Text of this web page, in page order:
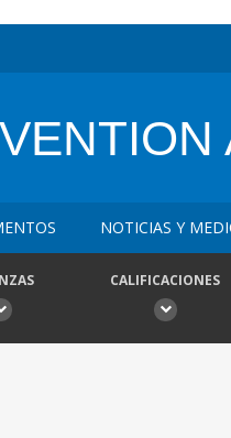
NOTICIAS Y
CALIFICACIONES